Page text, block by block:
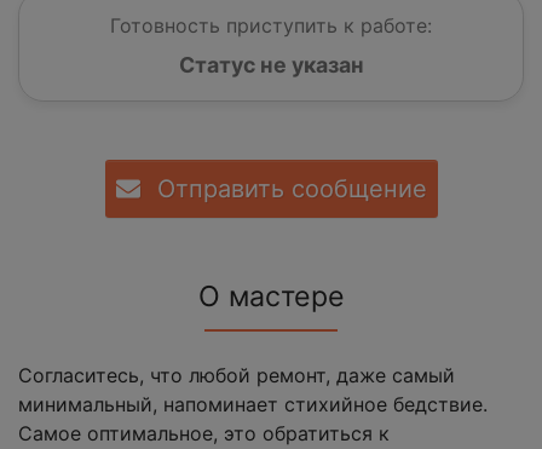
Готовность приступить к работе:
Статус не указан
Отправить сообщение
О мастере
Согласитесь, что любой ремонт, даже самый
минимальный, напоминает стихийное бедствие.
Самое оптимальное, это обратиться к